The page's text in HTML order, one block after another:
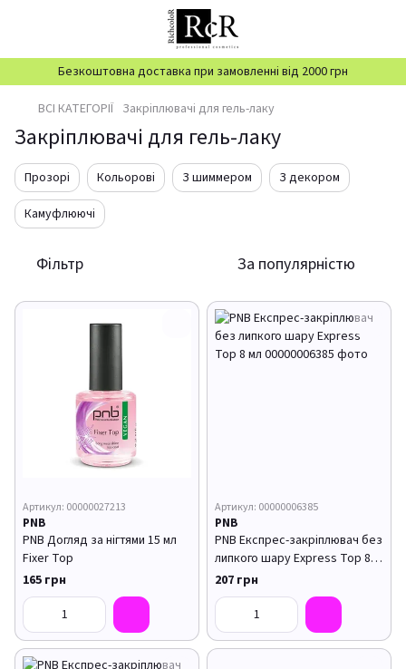
Безкоштовна доставка при замовленні від 2000 грн
ВСІ КАТЕГОРІЇ Закріплювачі для гель-лаку
Закріплювачі для гель-лаку
Прозорі Кольорові З шиммером
З декором
Камуфлюючі
Фільтр За популярністю
Артикул: 00000027213
PNB
PNB Догляд за нігтями 15 мл
Fixer Top
165 грн
Артикул: 00000006385
PNB
PNB Експрес-закріплювач без
липкого шару Express Top 8
мл
207 грн